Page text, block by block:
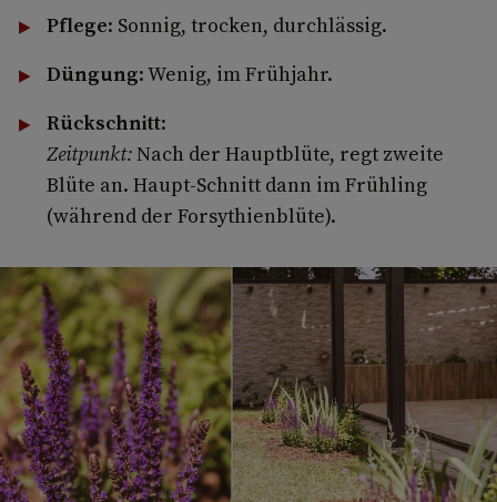
Pflege: Sonnig, trocken, durchlässig.
Düngung: Wenig, im Frühjahr.
Rückschnitt:
Zeitpunkt:Nach der Hauptblüte, regt zweite
Blüte an. Haupt-Schnitt dann im Frühling
(während der Forsythienblüte).